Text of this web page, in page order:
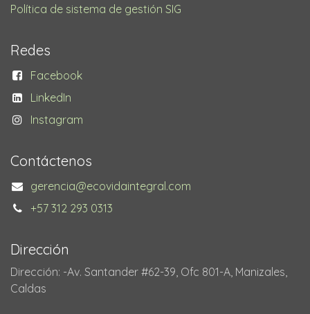
Política de sistema de gestión SIG
Redes
Facebook
LinkedIn
Instagram
Contáctenos
gerencia@ecovidaintegral.com
+57 312 293 0313
Dirección
Dirección: -Av. Santander #62-39, Ofc 801-A, Manizales,
Caldas